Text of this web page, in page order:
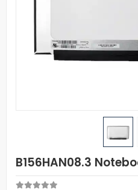
B156HAN08.3